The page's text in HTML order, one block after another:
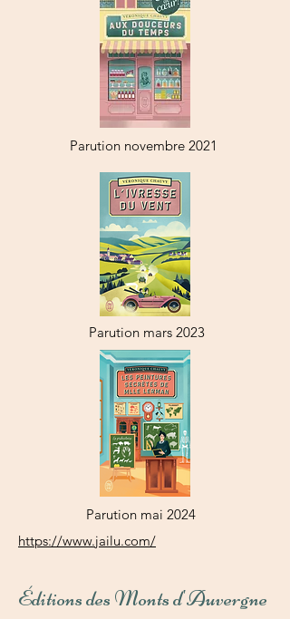
Parution novembre 2021
Parution mars 2023
Parution mai 2024
https://www.jailu.com/
Éditions des Monts d'Auvergne